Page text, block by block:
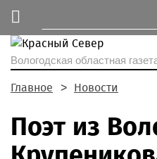
Вологодская областная
Главное Новости
Поэт из